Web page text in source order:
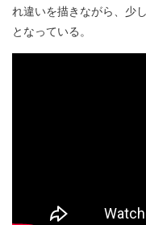
れ違いを描きながら、少
となっている。